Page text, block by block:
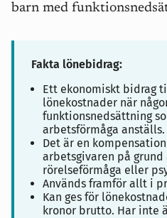
barn med
Fakta lönebidrag:
Ett ekonomiskt bidrag
lönekostnader när
funktionsnedsättning
arbetsförmåga anställs.
Det är en
arbetsgivaren på
rörelseförmåga eller
Används framför allt i
Kan ges för
kronor brutto. Har inte